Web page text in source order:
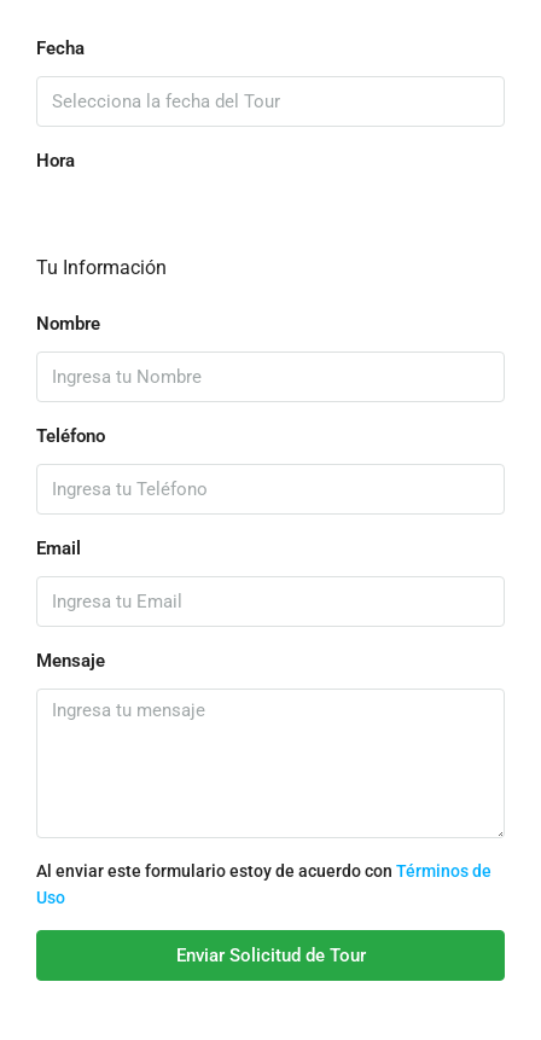
Fecha
Hora
Tu Información
Nombre
Teléfono
Email
Mensaje
Al enviar este formulario estoy de acuerdo con Términos de
Uso
Enviar Solicitud de Tour